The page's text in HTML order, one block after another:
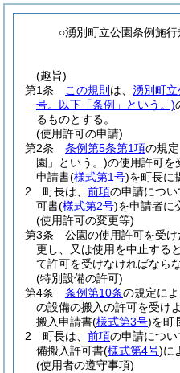
○湧別町立公園条例施行
(趣旨)
第1条
この規則 は、 湧別町立
号。以下「条例」という。)
るものとする。
(使用許可の申請)
第2条
条例第5条第1項の規
園」という。)の使用許可を
申請書(様式第1号)を町長に
2
町長は、 前項の申請につ
可書(様式第2号)を申請者に
(使用許可の変更等)
第3条
公園の使用許可を受
更し、又は使用を中止する
て許可を受けなければならな
(特別設備の許可)
第4条
条例第10条の規定に
の設備の搬入の許可を受け
搬入申請書(様式第3号)を町
2
町長は、 前項の申請につ
備搬入許可書(様式第4号)に
(使用者の遵守事項)